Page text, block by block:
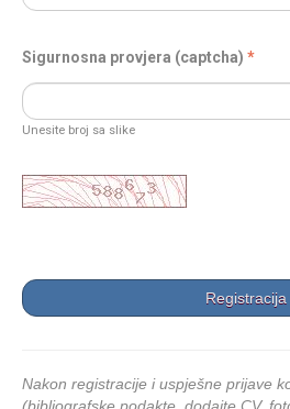
Sigurnosna provjera (captcha)
Unesite broj sa slike
Nakon registracije i uspješne prijave